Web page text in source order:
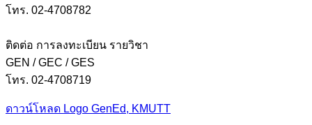
โทร. 02-4708782
ติดต่อ การลงทะเบียน รายวิชา
GEN / GEC / GES
โทร. 02-4708719
ดาวน์โหลด Logo GenEd, KMUTT